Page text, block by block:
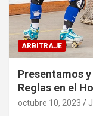
ARBITRAJE
Presentamos
Reglas en el
octubre 10, 2023